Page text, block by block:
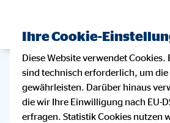
Ihre Cookie-
Diese Website verwendet Cookies.
sind technisch erforderlich, um
gewährleisten. Darüber hinaus
die wir Ihre Einwilligung nach EU-
erfragen. Statistik Cookies nutzen